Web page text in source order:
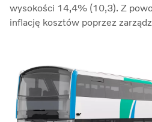
wysokości 14,4% (10,3). Z
inflację kosztów poprzez
(27,4)” – mówi Martin
generalny.